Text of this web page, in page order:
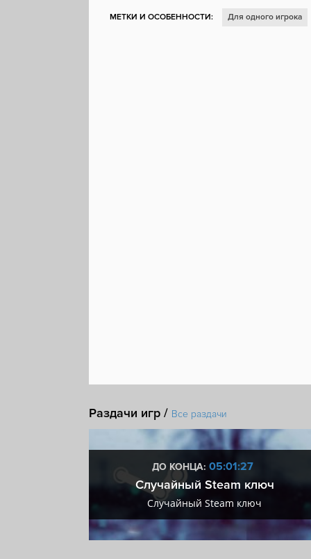
МЕТКИ И ОСОБЕННОСТИ: Для одного игрока
Раздачи игр / Все раздачи
ДО КОНЦА: 05:01:26
Случайный Steam ключ
Случайный Steam ключ